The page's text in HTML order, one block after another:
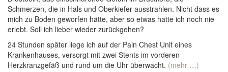
Schmerzen, die in Hals und Oberkiefer ausstrahlen. Nicht dass es
mich zu Boden geworfen hätte, aber so etwas hatte ich noch nie
erlebt. Soll ich lieber wieder zurückgehen?
24 Stunden später liege ich auf der Pain Chest Unit eines
Krankenhauses, versorgt mit zwei Stents im vorderen
Herzkranzgefäß und rund um die Uhr überwacht. (mehr …)